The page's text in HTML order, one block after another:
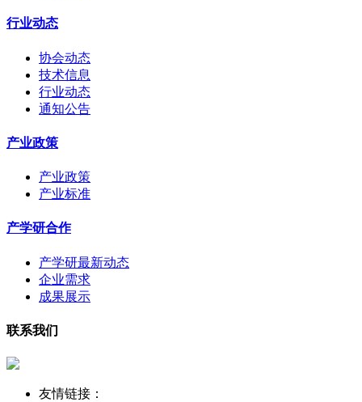
行业动态
协会动态
技术信息
行业动态
通知公告
产业政策
产业政策
产业标准
产学研合作
产学研最新动态
企业需求
成果展示
联系我们
友情链接：